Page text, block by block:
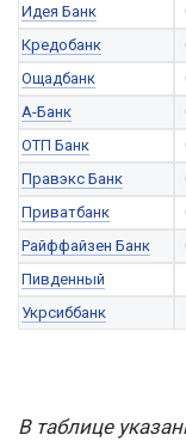
Идея Банк
Кредобанк
Ощадбанк
А-Банк
ОТП Банк
Правэкс Банк
Приватбанк
Райффайзен Банк
Пивденный
Укрсиббанк
В таблице